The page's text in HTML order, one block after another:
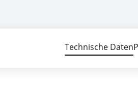
Technische Daten